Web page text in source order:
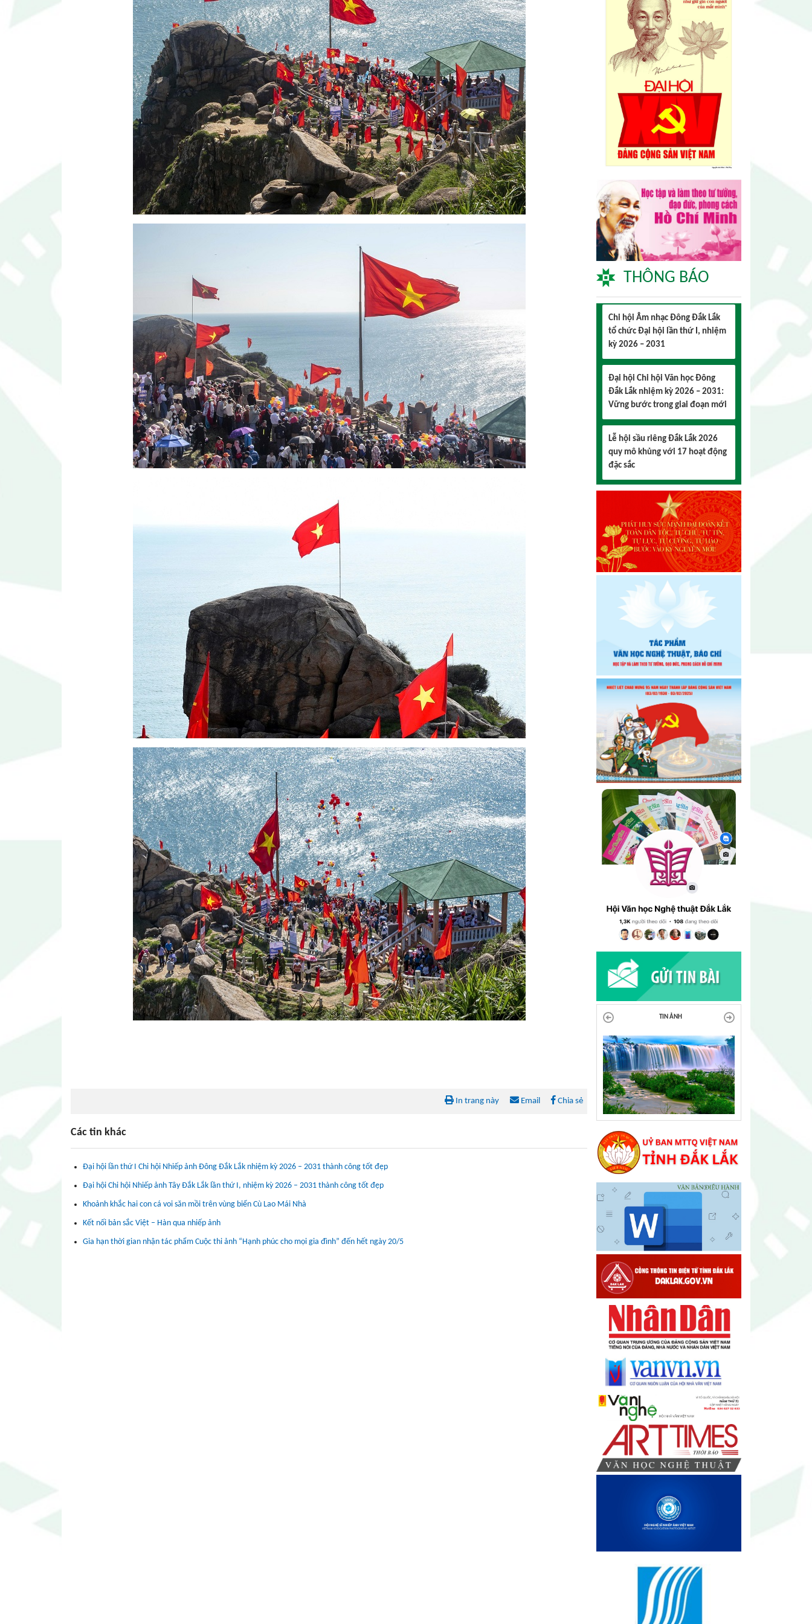
In trang này Email Chia sẻ
Các tin khác
Đại hội lần thứ I Chi hội Nhiếp ảnh Đông Đắk Lắk nhiệm kỳ 2026 – 2031 thành công tốt đẹp
Đại hội Chi hội Nhiếp ảnh Tây Đắk Lắk lần thứ I, nhiệm kỳ 2026 – 2031 thành công tốt đẹp
Khoảnh khắc hai con cá voi săn mồi trên vùng biển Cù Lao Mái Nhà
Kết nối bản sắc Việt – Hàn qua nhiếp ảnh
Gia hạn thời gian nhận tác phẩm Cuộc thi ảnh “Hạnh phúc cho mọi gia đình” đến hết ngày 20/5
THÔNG BÁO
Lễ hội sầu riêng Đắk Lắk 2026
quy mô khủng với 17 hoạt động
đặc sắc
Sức trẻ dẫn lối đổi mới
Đại hội lần thứ I Chi hội Nhiếp
ảnh Đông Đắk Lắk nhiệm kỳ
2026 – 2031 thành công tốt đẹp
Chi hội Âm nhạc Đông Đắk Lắk
tổ chức Đại hội lần thứ I, nhiệm
kỳ 2026 – 2031
Đại hội Chi hội Văn học Đông
Đắk Lắk nhiệm kỳ 2026 – 2031:
Lễ hội sầu riêng Đắk Lắk 2026
quy mô khủng với 17 hoạt động
đặc sắc
Đại hội lần thứ I Chi hội Múa:
Sức trẻ dẫn lối đổi mới
Đại hội lần thứ I Chi hội Nhiếp
ảnh Đông Đắk Lắk nhiệm kỳ
2026 – 2031 thành công tốt đẹp
Chi hội Âm nhạc Đông Đắk Lắk
tổ chức Đại hội lần thứ I, nhiệm
kỳ 2026 – 2031
Đại hội Chi hội Văn học Đông
Đắk Lắk nhiệm kỳ 2026 – 2031:
Vững bước trong giai đoạn mới
TIN ẢNH